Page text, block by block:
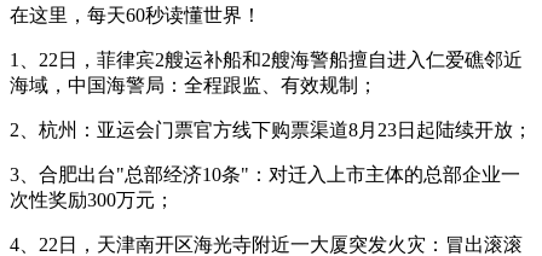
在这里，每天60秒读懂世界！
1、22日，菲律宾2艘运补船和2艘海警船擅自进入仁爱礁邻近
海域，中国海警局：全程跟监、有效规制；
2、杭州：亚运会门票官方线下购票渠道8月23日起陆续开放；
3、合肥出台"总部经济10条"：对迁入上市主体的总部企业一
次性奖励300万元；
4、22日，天津南开区海光寺附近一大厦突发火灾：冒出滚滚